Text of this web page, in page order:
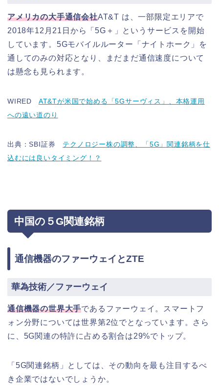
アメリカの大手通信会社AT&T は、一部限定エリアで
2018年12月21日から「5G＋」というサービスを開始
しています。5Gモバイルルーター「ナイトホーク」を
通してのみの対応となり、まだまだ通信速度について
は懸念も見られます。
WIRED AT&Tが米国で始める「5Gサーヴィス」、本格運用
への遠い道のり
出典：SBI証券 テクノロジー株の調整、「5G」関連銘柄を仕
込むには良いタイミング！？
中国の５G関連銘柄
通信機器のファーウェイとZTE
華為技術／ファーウェイ
通信機器の世界大手であるファーウェイ。スマートフ
ォン分野については世界第2位でとなっています。さら
に、5G関連の特許に占める割合は29%でトップ。
「5G関連銘柄」としては、その動向を最も注目するべ
き企業ではないでしょうか。